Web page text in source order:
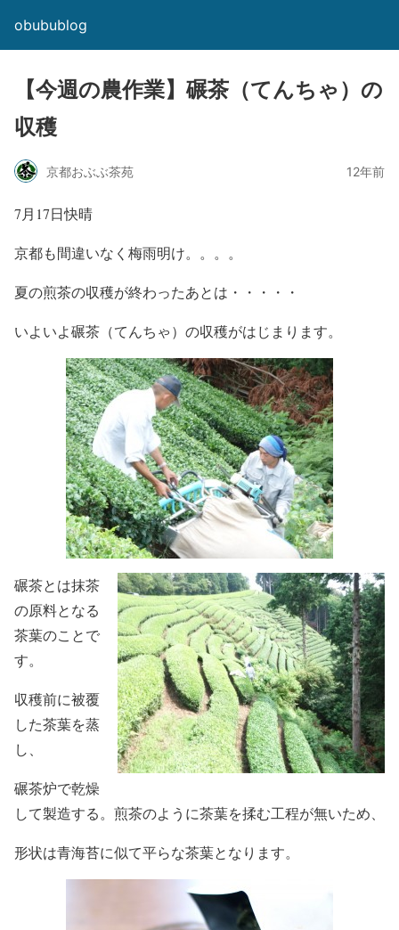
obubublog
【今週の農作業】碾茶（てんちゃ）の
収穫
京都おぶぶ茶苑 12年前
7月17日快晴
京都も間違いなく梅雨明け。。。。
夏の煎茶の収穫が終わったあとは・・・・・
いよいよ碾茶（てんちゃ）の収穫がはじまります。
碾茶とは抹茶
の原料となる
茶葉のことで
す。
収穫前に被覆
した茶葉を蒸
し、
碾茶炉で乾燥
して製造する。煎茶のように茶葉を揉む工程が無いため、
形状は青海苔に似て平らな茶葉となります。